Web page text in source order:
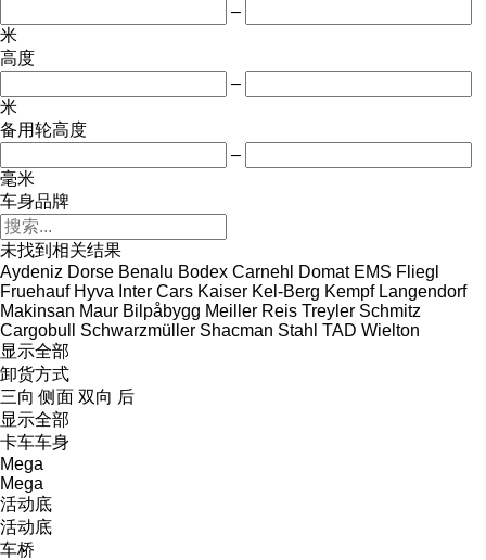
–
米
高度
–
米
备用轮高度
–
毫米
车身品牌
未找到相关结果
Aydeniz Dorse Benalu Bodex Carnehl Domat EMS Fliegl
Fruehauf Hyva Inter Cars Kaiser Kel-Berg Kempf Langendorf
Makinsan Maur Bilpåbygg Meiller Reis Treyler Schmitz
Cargobull
Schwarzmüller Shacman Stahl TAD Wielton
显示全部
卸货方式
三向 侧面 双向 后
显示全部
卡车车身
Mega
Mega
活动底
活动底
车桥